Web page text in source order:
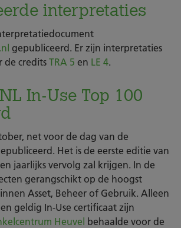
interpretaties
gepubliceerd. Er zijn interpretaties
de credits TRA 5 en LE 4.
In-Use Top 100
net voor de dag van de
Het is de eerste editie van
jaarlijks vervolg zal krijgen. In de
gerangschikt op de hoogst
Asset, Beheer of Gebruik. Alleen
geldig In-Use certificaat zijn
Heuvel behaalde voor de